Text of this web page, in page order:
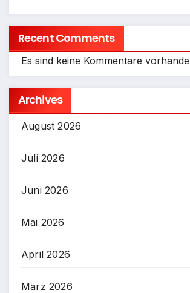
Recent Comments
Es sind keine Kommentare
Archives
August 2026
Juli 2026
Juni 2026
Mai 2026
April 2026
März 2026